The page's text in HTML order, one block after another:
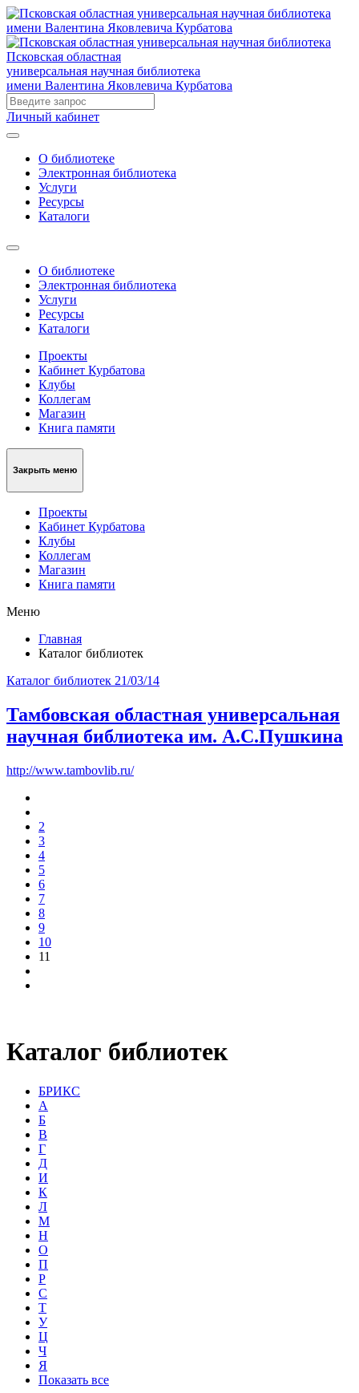
Псковская областная
универсальная научная библиотека
имени Валентина Яковлевича Курбатова
Личный кабинет
О библиотеке
Электронная библиотека
Услуги
Ресурсы
Каталоги
О библиотеке
Электронная библиотека
Услуги
Ресурсы
Каталоги
Проекты
Кабинет Курбатова
Клубы
Коллегам
Магазин
Книга памяти
Закрыть меню
Проекты
Кабинет Курбатова
Клубы
Коллегам
Магазин
Книга памяти
Меню
Главная
Каталог библиотек
Каталог библиотек 21/03/14
Тамбовская областная универсальная
научная библиотека им. А.С.Пушкина
http://www.tambovlib.ru/
2
3
4
5
6
7
8
9
10
11
Каталог библиотек
БРИКС
А
Б
В
Г
Д
И
К
Л
М
Н
О
П
Р
С
Т
У
Ц
Ч
Я
Показать все